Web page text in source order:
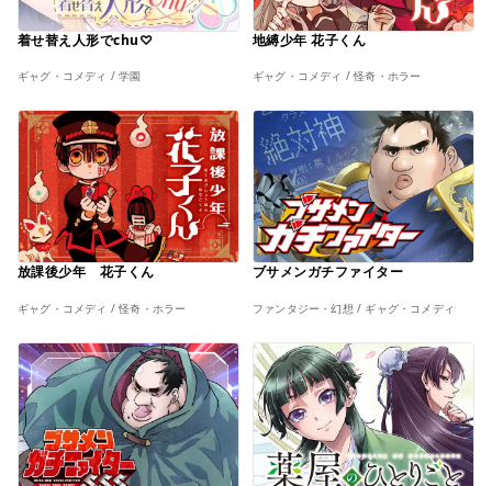
着せ替え人形でchu♡
ギャグ・コメディ / 学園
地縛少年 花子くん
ギャグ・コメディ / 怪奇・ホラー
放課後少年 花子くん
ギャグ・コメディ / 怪奇・ホラー
ブサメンガチファイター
ファンタジー・幻想 / ギャグ・コメディ